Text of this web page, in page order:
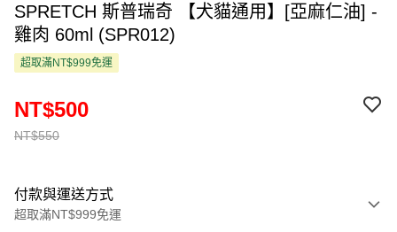
SPRETCH 斯普瑞奇 【犬貓通用】[亞麻仁油] -
雞肉 60ml (SPR012)
超取滿NT$999免運
NT$550
NT$500
付款與運送方式
超取滿NT$999免運